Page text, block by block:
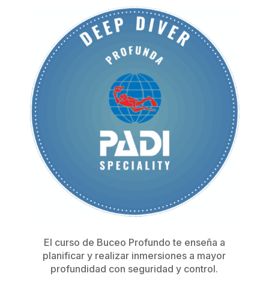
El curso de Buceo Profundo te enseña a
planificar y realizar inmersiones a mayor
profundidad con seguridad y control.